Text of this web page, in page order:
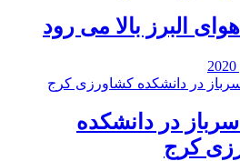
البرز بالا می رود
در دانشکده
کرج